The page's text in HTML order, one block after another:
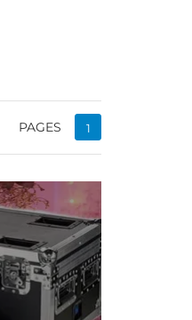
PAGES 1